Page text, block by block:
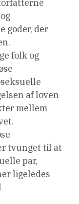
goder, der
folk og
af loven
mellem
tvunget til at
par,
ligeledes